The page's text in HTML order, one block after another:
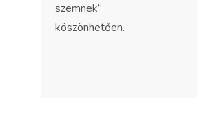
szemnek”
köszönhetően.